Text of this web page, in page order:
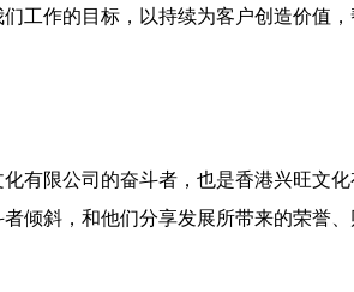
工作的目标，以持续为客户创造价值，
有限公司的奋斗者，也是香港兴旺文化
倾斜，和他们分享发展所带来的荣誉、